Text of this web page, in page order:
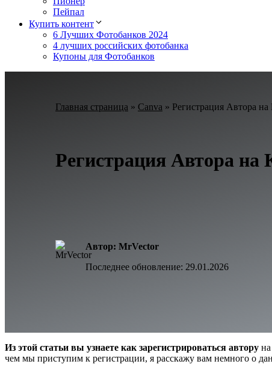
Пейпал
Купить контент
6 Лучших Фотобанков 2024
4 лучших российских фотобанка
Купоны для Фотобанков
Главная страница » Canva » Регистрация Автора
Регистрация Автора на
Автор: MrVector
Последнее обновление: 29.01.2026
Из этой статьи вы узнаете как зарегистрироваться автору на
чем мы приступим к регистрации, я расскажу вам немного о